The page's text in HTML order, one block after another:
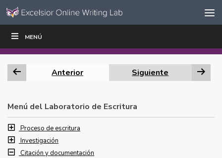
Ir al contenido
navegación
MENÚ
ESCRIBIR
Anterior Siguiente
Menú del Laboratorio de Escritura
Proceso de escritura
Investigación
Citación y documentación